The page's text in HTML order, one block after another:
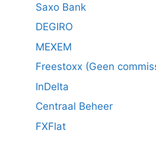
Saxo Bank
DEGIRO
MEXEM
Freestoxx (Geen
InDelta
Centraal Beheer
FXFlat